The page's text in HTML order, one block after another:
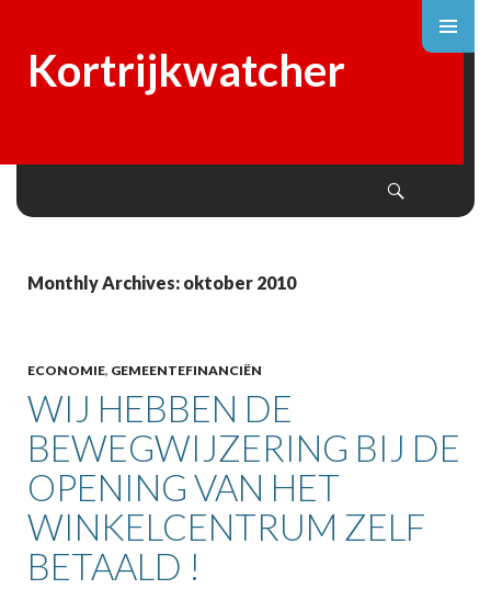
Kortrijkwatcher
Monthly Archives: oktober 2010
ECONOMIE, GEMEENTEFINANCIËN
WIJ HEBBEN DE
BEWEGWIJZERING BIJ DE
OPENING VAN HET
WINKELCENTRUM ZELF
BETAALD !